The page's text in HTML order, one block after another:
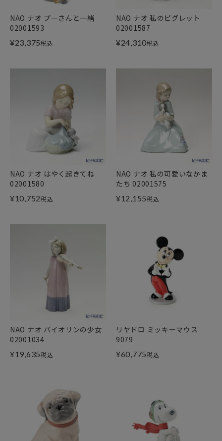
NAO ナオ プーさんと一緒
02001593
¥23,375税込
NAO ナオ 私のピグレット
02001587
¥24,310税込
NAO ナオ はやく起きてね
02001580
¥10,752税込
NAO ナオ 私の可愛いなかま
たち 02001575
¥12,155税込
NAO ナオ バイオリンの少女
02001034
¥19,635税込
リヤドロ ミッキーマウス
9079
¥60,775税込